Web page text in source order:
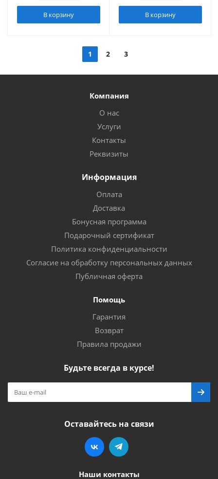
В корзину В корзину
1 2 3
Компания
О нас
Услуги
Контакты
Реквизиты
Информация
Оплата
Доставка
Бонусная программа
Подарочный сертификат
Политика конфиденциальности
Согласие на обработку персональных данных
Публичная оферта
Помощь
Гарантия
Возврат
Правила продажи
Будьте всегда в курсе!
Оставайтесь на связи
Наши контакты